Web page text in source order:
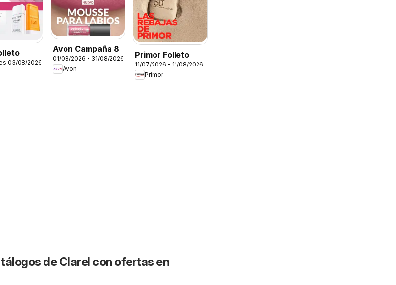
03/08/2026
Avon Campaña 8
01/08/2026 - 31/08/2026
Avon
Primor Folleto
11/07/2026 - 11/08/2026
Primor
de Clarel con ofertas en